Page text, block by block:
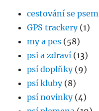
cestování se psem
GPS trackery(1)
my a pes (58)
psi a zdraví (13)
psí doplňky(9)
psí kluby(8)
psí novinky(4)